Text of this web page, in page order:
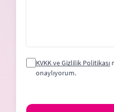
KVKK ve Gizlilik Politikası
onaylıyorum.